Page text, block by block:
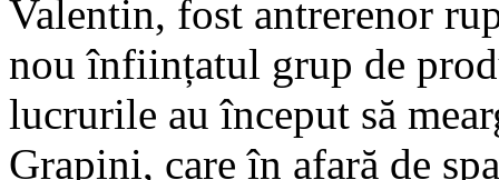
Valentin, fost antrerenor
nou înființatul grup de
lucrurile au început să
Grapini, care în afară de